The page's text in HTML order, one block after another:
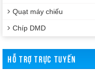
Quạt máy chiếu
Chíp DMD
HỖ TRỢ TRỰC TUYẾN